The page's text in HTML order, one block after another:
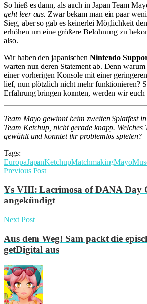
So hieß es dann, als auch in Japan Team
geht leer aus. Zwar bekam man ein paar
Sieg, aber so gab es keinerlei Möglichkeit
erhöhen um eine größere Belohnung zu
also.
Wir haben den japanischen Nintendo
warten nun deren Statement ab. Denn
einer vorherigen Konsole mit einer
lief, nun plötzlich nicht mehr funktionieren?
Erfahrung bringen konnten, werden wir euch
Team Mayo gewinnt beim zweiten Splatfest
Team Ketchup, nicht gerade knapp. Welches
gewählt und konntet ihr problemlos spielen?
Tags:
EuropaJapanKetchupMatchmakingMayo
Previous Post
Ys VIII: Lacrimosa of DANA Day
angekündigt
Next Post
Aus dem Weg! Sam packt die
getDigital aus